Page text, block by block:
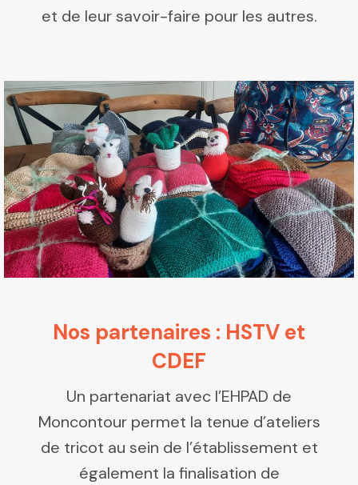
et de leur savoir-faire pour les autres.
Nos partenaires : HSTV et
CDEF
Un partenariat avec l’EHPAD de
Moncontour permet la tenue d’ateliers
de tricot au sein de l’établissement et
également la finalisation de